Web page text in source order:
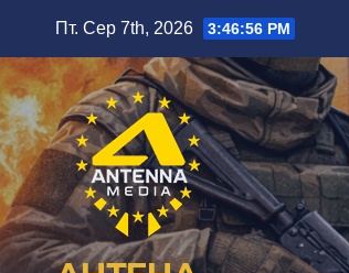
вмісту
Пт. Сер 7th, 2026 3:46:58 PM